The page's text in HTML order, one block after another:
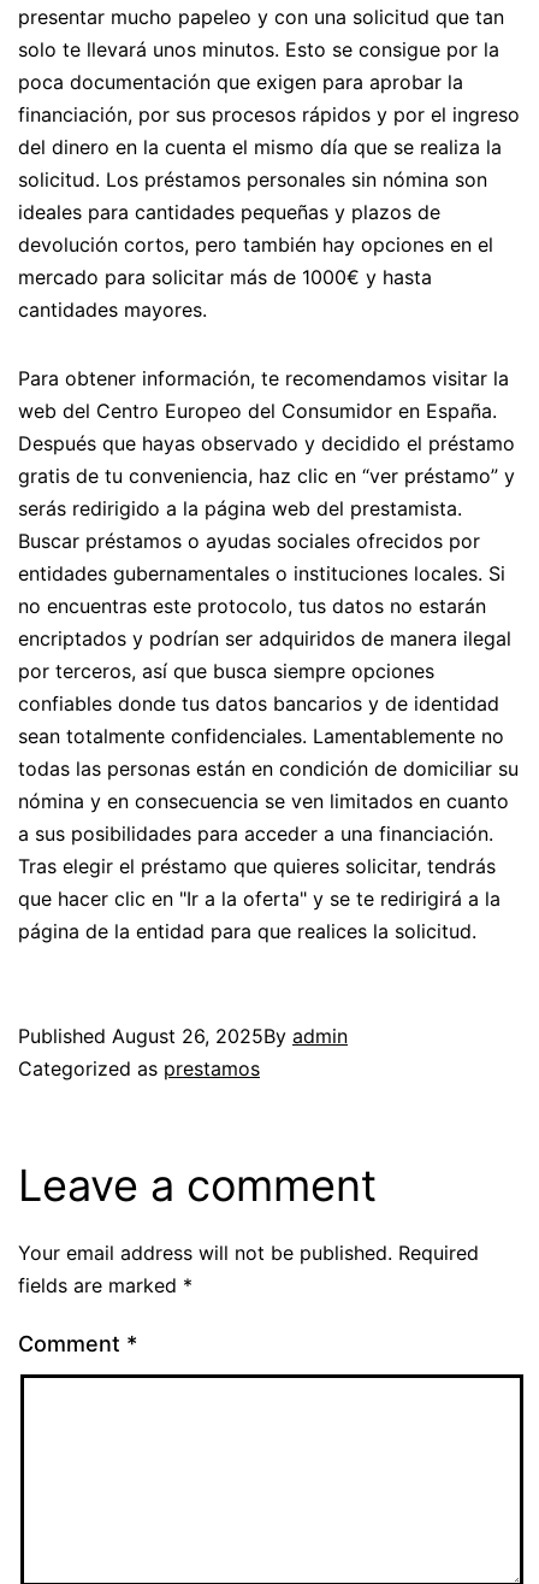
presentar mucho papeleo y con una solicitud que tan
solo te llevará unos minutos. Esto se consigue por la
poca documentación que exigen para aprobar la
financiación, por sus procesos rápidos y por el ingreso
del dinero en la cuenta el mismo día que se realiza la
solicitud. Los préstamos personales sin nómina son
ideales para cantidades pequeñas y plazos de
devolución cortos, pero también hay opciones en el
mercado para solicitar más de 1000€ y hasta
cantidades mayores.
Para obtener información, te recomendamos visitar la
web del Centro Europeo del Consumidor en España.
Después que hayas observado y decidido el préstamo
gratis de tu conveniencia, haz clic en “ver préstamo” y
serás redirigido a la página web del prestamista.
Buscar préstamos o ayudas sociales ofrecidos por
entidades gubernamentales o instituciones locales. Si
no encuentras este protocolo, tus datos no estarán
encriptados y podrían ser adquiridos de manera ilegal
por terceros, así que busca siempre opciones
confiables donde tus datos bancarios y de identidad
sean totalmente confidenciales. Lamentablemente no
todas las personas están en condición de domiciliar su
nómina y en consecuencia se ven limitados en cuanto
a sus posibilidades para acceder a una financiación.
Tras elegir el préstamo que quieres solicitar, tendrás
que hacer clic en "Ir a la oferta" y se te redirigirá a la
página de la entidad para que realices la solicitud.
Published August 26, 2025By admin
Categorized as prestamos
Leave a comment
Your email address will not be published. Required
fields are marked *
Comment *